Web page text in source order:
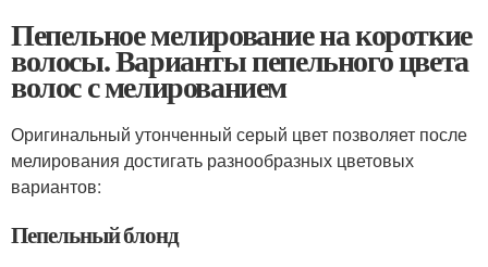
Пепельное мелирование на короткие
волосы. Варианты пепельного цвета
волос с мелированием
Оригинальный утонченный серый цвет позволяет после
мелирования достигать разнообразных цветовых
вариантов:
Пепельный блонд